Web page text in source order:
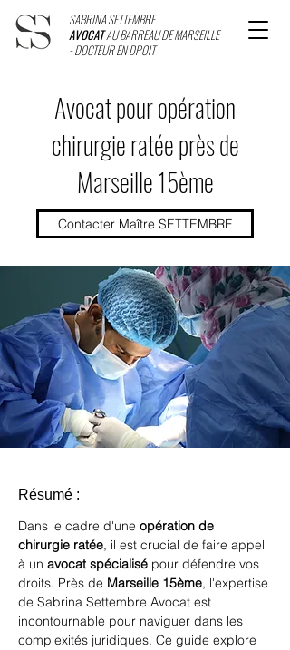
SABRINA SETTEMBRE
AVOCATAU BARREAU DE MARSEILLE
- DOCTEUR EN DROIT
Avocat pour opération
chirurgie ratée près de
Marseille 15ème
Contacter Maître SETTEMBRE
Résumé :
Dans le cadre d'une opération de
chirurgie ratée, il est crucial de faire appel
à un avocat spécialisé pour défendre vos
droits. Près de Marseille 15ème, l'expertise
de Sabrina Settembre Avocat est
incontournable pour naviguer dans les
complexités juridiques. Ce guide explore